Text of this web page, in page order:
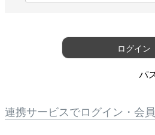
)
ログイン
パ
連携サービスでログイン・会